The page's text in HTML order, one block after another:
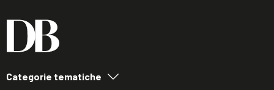
Categorie tematiche